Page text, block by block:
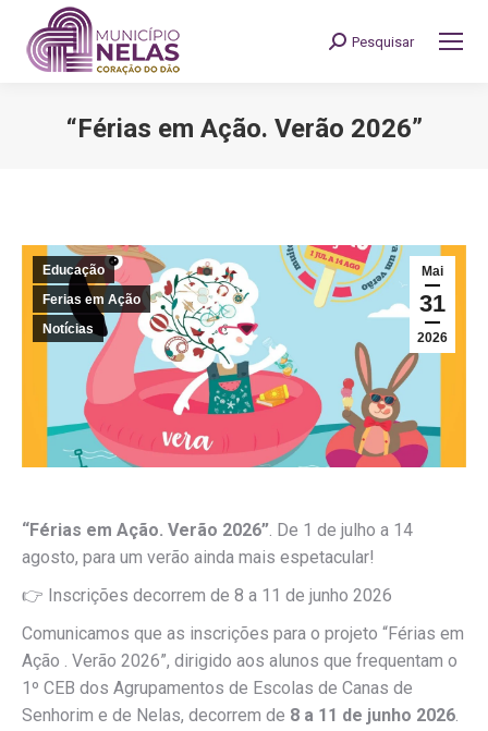
Search:
Pesquisar
“Férias em Ação. Verão 2026”
Mai
31
2026
Educação
Ferias em Ação
Notícias
“Férias em Ação. Verão 2026”. De 1 de julho a 14
agosto, para um verão ainda mais espetacular!
👉 Inscrições decorrem de 8 a 11 de junho 2026
Comunicamos que as inscrições para o projeto “Férias em
Ação . Verão 2026”, dirigido aos alunos que frequentam o
1º CEB dos Agrupamentos de Escolas de Canas de
Senhorim e de Nelas, decorrem de 8 a 11 de junho 2026.